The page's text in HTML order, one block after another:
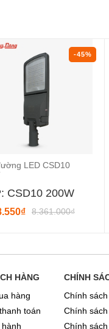
-45%
LED CSD10
CSD10 200W
8.361.000₫
HÀNG
hàng
toán
CHÍNH
Chính
Chính
Chính